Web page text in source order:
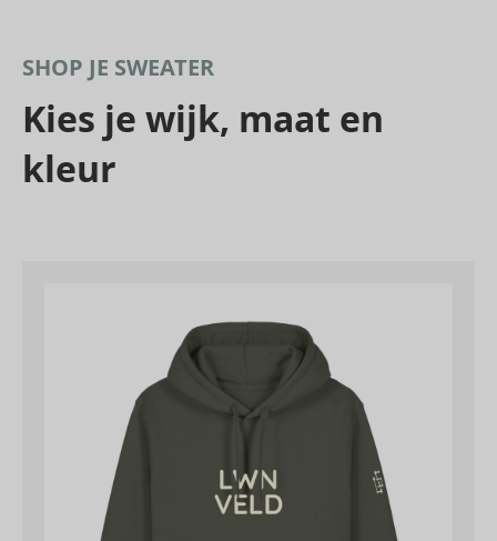
SHOP JE SWEATER
Kies je wijk, maat en
kleur